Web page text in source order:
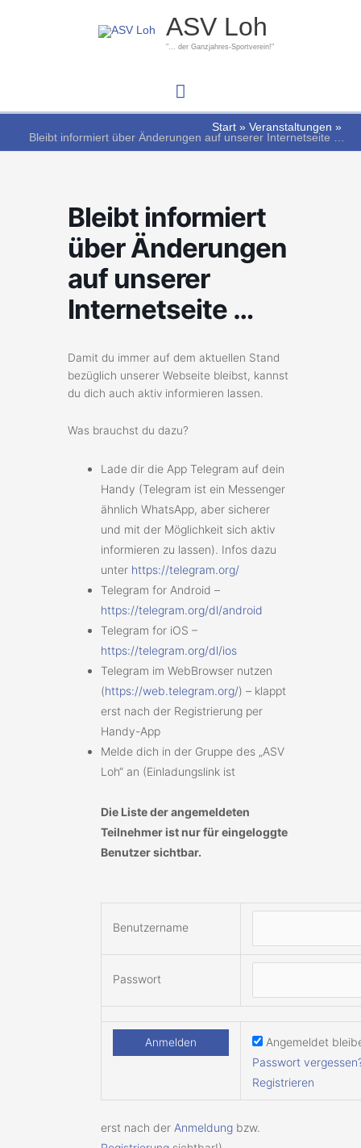
ASV Loh
"... der Ganzjahres-Sportverein!"
Hauptmenü
Start
Veranstaltungen
Bleibt informiert über Änderungen auf unserer Internetseite …
Bleibt informiert
über Änderungen
auf unserer
Internetseite …
Damit du immer auf dem aktuellen Stand
bezüglich unserer Webseite bleibst, kannst
du dich auch aktiv informieren lassen.
Was brauchst du dazu?
Lade dir die App Telegram auf dein
Handy (Telegram ist ein Messenger
ähnlich WhatsApp, aber sicherer
und mit der Möglichkeit sich aktiv
informieren zu lassen). Infos dazu
unter https://telegram.org/
Telegram for Android –
https://telegram.org/dl/android
Telegram for iOS –
https://telegram.org/dl/ios
Telegram im WebBrowser nutzen
(https://web.telegram.org/) – klappt
erst nach der Registrierung per
Handy-App
Melde dich in der Gruppe des „ASV
Loh“ an (Einladungslink ist
Die Liste der angemeldeten
Teilnehmer ist nur für eingeloggte
Benutzer sichtbar.
Benutzername
Passwort
Angemeldet
Passwort
Registrieren
erst nach der Anmeldung bzw.